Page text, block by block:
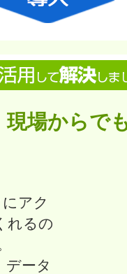
現場からで
アク
れるの
データ